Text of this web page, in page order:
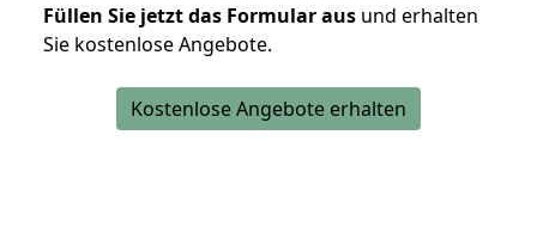
Füllen Sie jetzt das Formular aus und erhalten
Sie kostenlose Angebote.
Kostenlose Angebote erhalten